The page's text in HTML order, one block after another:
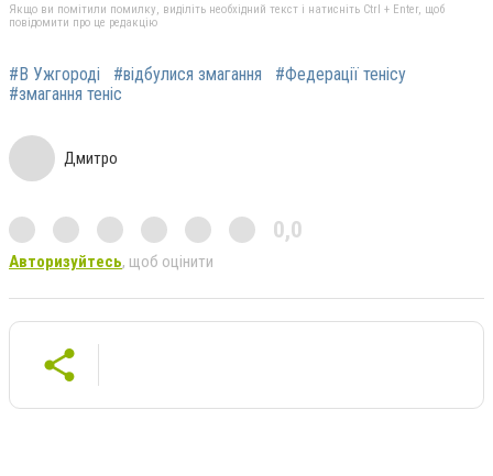
Якщо ви помітили помилку, виділіть необхідний текст і натисніть Ctrl + Enter, щоб
повідомити про це редакцію
#В Ужгороді #відбулися змагання
#Федерації тенісу
#змагання теніс
Дмитро
0,0
Авторизуйтесь, щоб оцінити